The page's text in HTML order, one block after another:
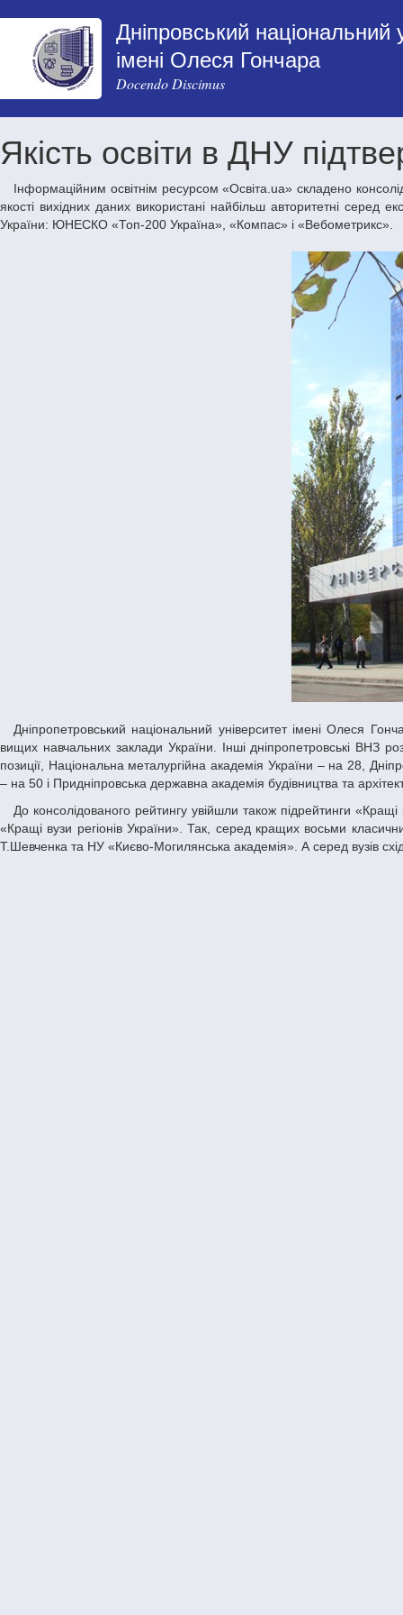
Дніпровський національний
імені Олеся Гончара
Docendo Discimus
Якість освіти в ДНУ
Інформаційним освітнім ресурсом «Освіта.ua» складено консолідований рейтинг вищих навчальних закладів України за підсумками 2011 року. У
якості вихідних даних використані найбільш авторитетні серед
України: ЮНЕСКО «Топ-200 Україна», «Компас» і «Вебометрикс».
Дніпропетровський національний університет імені Олеся Гончара посів восьме місце в цьому інтегрованому рейтингу, до якого увійшли 232
вищих навчальних заклади України. Інші дніпропетровські ВНЗ
позиції, Національна металургійна академія України – на 28,
– на 50 і Придніпровська державна академія будівництва та
До консолідованого рейтингу увійшли також підрейтинги «Кращі класичні університети України», «Кращі приватні вузи», «Кращі київські вузи» та
«Кращі вузи регіонів України». Так, серед кращих восьми
Т.Шевченка та НУ «Києво-Могилянська академія». А серед вузів